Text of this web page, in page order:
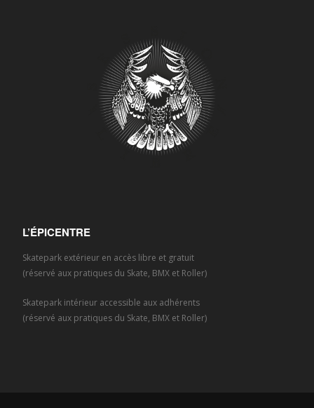
L’ÉPICENTRE
Skatepark extérieur en accès libre et gratuit
(réservé aux pratiques du Skate, BMX et Roller)
Skatepark intérieur accessible aux adhérents
(réservé aux pratiques du Skate, BMX et Roller)